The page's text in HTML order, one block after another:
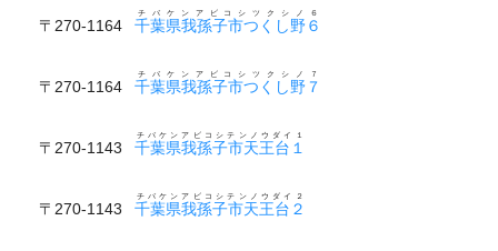
〒270-1164 千葉県我孫子市つくし野６
チバケンアビコシツクシノ６
〒270-1164 千葉県我孫子市つくし野７
チバケンアビコシツクシノ７
〒270-1143 千葉県我孫子市天王台１
チバケンアビコシテンノウダイ１
〒270-1143 千葉県我孫子市天王台２
チバケンアビコシテンノウダイ２